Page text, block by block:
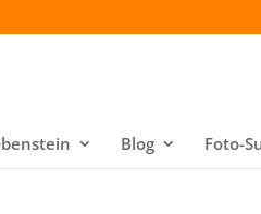
Blog Foto-